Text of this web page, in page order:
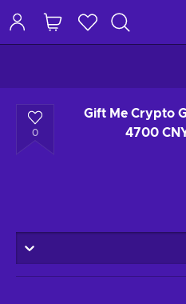
Gift Me Crypto
4700
0